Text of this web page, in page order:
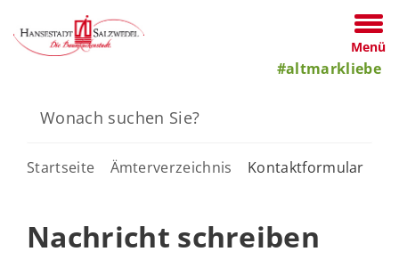
Menü
#altmarkliebe
Startseite Ämterverzeichnis Kontaktformular
Nachricht schreiben